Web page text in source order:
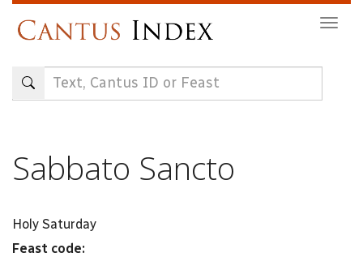
content
Sabbato Sancto
Holy Saturday
Feast code: